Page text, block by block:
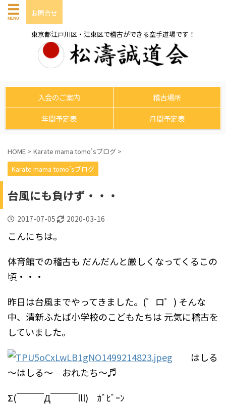
お問合せ
東京都江戸川区・江東区で稽古ができる空手道場です！
入会のご案内
稽古場所
年間予定表
月間予定表
HOME > Karate mama tomo’sブログ >
Karate mama tomo’sブログ
台風にも負けず・・・
2017-07-05 2020-03-16
こんにちは。
体育館での稽古も だんだんと厳しくなってくるこの
頃・・・
昨日は台風までやってきました。(゜ロ゜) そんな
中、清新ふたば小学校のこどもたちは 元気に稽古を
していました。
はしる
～はしる～ おれたち～♬
Σ(￣￣￣Д￣￣￣lll) ｶﾞﾋﾞｰﾝ